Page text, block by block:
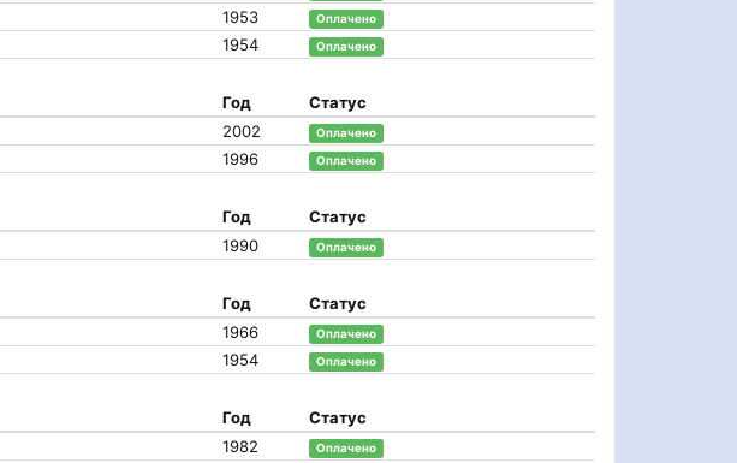
1953 Оплачено
1954 Оплачено
Год
Статус
2002 Оплачено
1996 Оплачено
Год
Статус
1990 Оплачено
Год
Статус
1966 Оплачено
1954 Оплачено
Год
Статус
1982 Оплачено